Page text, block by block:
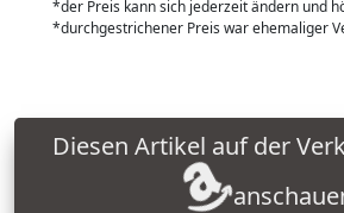
*der Preis kann sich jederzeit ändern und
*durchgestrichener Preis war ehemaliger